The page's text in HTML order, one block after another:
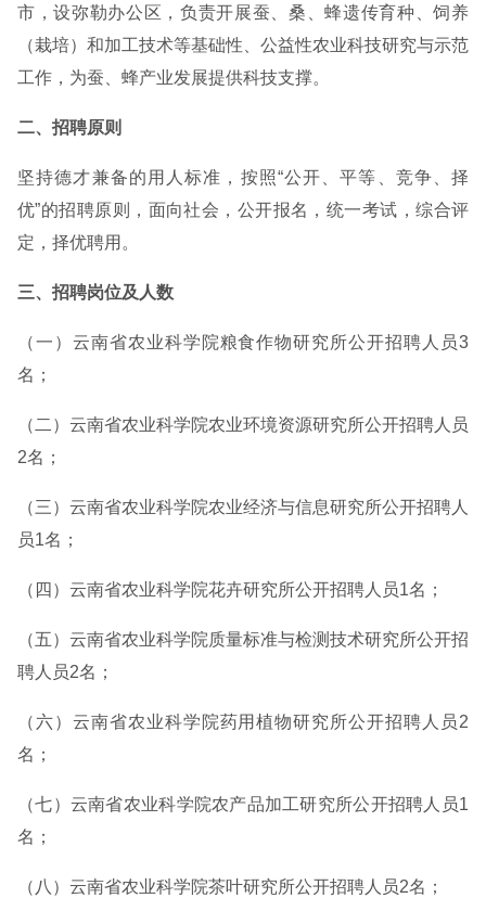
市，设弥勒办公区，负责开展蚕、桑、蜂遗传育种、饲养
（栽培）和加工技术等基础性、公益性农业科技研究与示范
工作，为蚕、蜂产业发展提供科技支撑。
二、招聘原则
坚持德才兼备的用人标准，按照“公开、平等、竞争、择
优”的招聘原则，面向社会，公开报名，统一考试，综合评
定，择优聘用。
三、招聘岗位及人数
（一）云南省农业科学院粮食作物研究所公开招聘人员3
名；
（二）云南省农业科学院农业环境资源研究所公开招聘人员
2名；
（三）云南省农业科学院农业经济与信息研究所公开招聘人
员1名；
（四）云南省农业科学院花卉研究所公开招聘人员1名；
（五）云南省农业科学院质量标准与检测技术研究所公开招
聘人员2名；
（六）云南省农业科学院药用植物研究所公开招聘人员2
名；
（七）云南省农业科学院农产品加工研究所公开招聘人员1
名；
（八）云南省农业科学院茶叶研究所公开招聘人员2名；